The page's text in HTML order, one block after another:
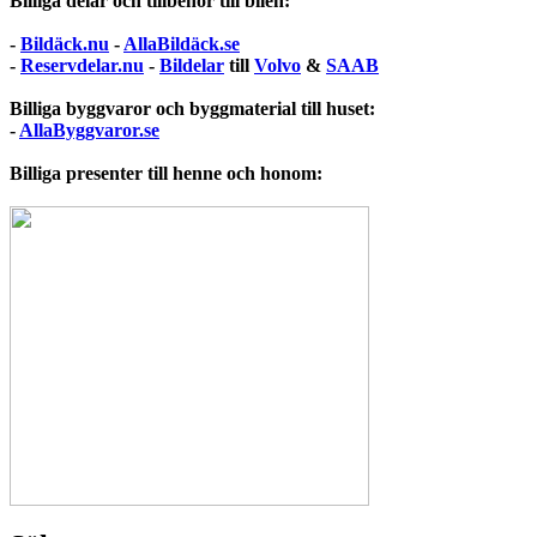
- Bildäck.nu - AllaBildäck.se
- Reservdelar.nu - Bildelar till Volvo & SAAB
Billiga byggvaror och byggmaterial till huset:
- AllaByggvaror.se
Billiga presenter till henne och honom: